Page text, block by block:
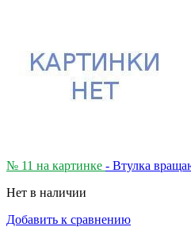
№ 11 на картинке - Втулка
Нет в наличии
Добавить к сравнению